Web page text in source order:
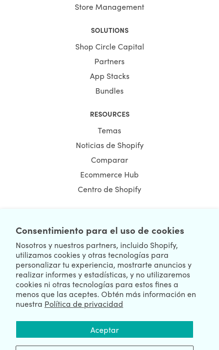
Consentimiento para el uso de cookies
Nosotros y nuestros partners, incluido Shopify,
utilizamos cookies y otras tecnologías para
personalizar tu experiencia, mostrarte anuncios y
realizar informes y estadísticas, y no utilizaremos
cookies ni otras tecnologías para estos fines a
menos que las aceptes. Obtén más información en
nuestra Política de privacidad
Aceptar
Store Management
SOLUTIONS
Shop Circle Capital
Partners
App Stacks
Bundles
RESOURCES
Temas
Noticias de Shopify
Comparar
Ecommerce Hub
Centro de Shopify
August 08, 2026 © HulkApps.com. All Rights Reserved.
We're Worldwide
NEWSLETTER